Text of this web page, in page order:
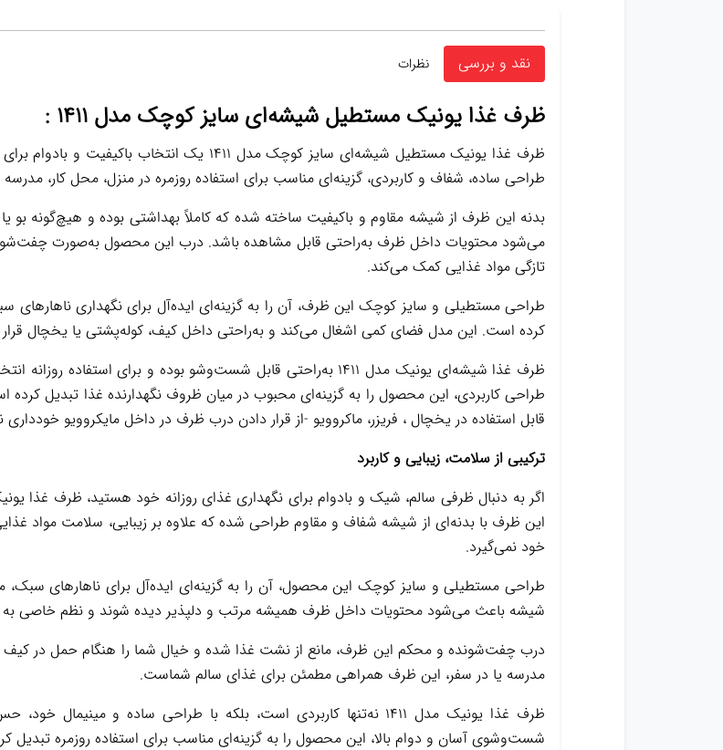
نقد و بررسی نظرات
ظرف غذا یونیک مستطیل شیشه‌ای سایز کوچک مدل ۱۴۱۱ :
ظرف غذا یونیک مستطیل شیشه‌ای سایز کوچک مدل ۱۴۱۱
طراحی ساده، شفاف و کاربردی، گزینه‌ای مناسب برای استفاده روزمره در منزل، محل کار،
بدنه این ظرف از شیشه مقاوم و باکیفیت ساخته شده که کاملاً بهداشتی بوده و هیچ‌گونه
می‌شود محتویات داخل ظرف به‌راحتی قابل مشاهده باشد. درب این محصول به‌صورت
تازگی مواد غذایی کمک می‌کند.
طراحی مستطیلی و سایز کوچک این ظرف، آن را به گزینه‌ای ایده‌آل برای نگهداری ناهارهای
کرده است. این مدل فضای کمی اشغال می‌کند و به‌راحتی داخل کیف، کوله‌پشتی یا یخچال
ظرف غذا شیشه‌ای یونیک مدل ۱۴۱۱ به‌راحتی قابل شست‌وشو بوده و برای
قابل استفاده در یخچال ، فریزر، ماکروویو -از قرار دادن درب ظرف در داخل مایکروویو خودداری
ترکیبی از سلامت، زیبایی و کاربرد
این ظرف با بدنه‌ای از شیشه شفاف و مقاوم طراحی شده که علاوه بر زیبایی، سلامت مواد
خود نمی‌گیرد.
طراحی مستطیلی و سایز کوچک این محصول، آن را به گزینه‌ای ایده‌آل برای ناهارهای سبک،
شیشه باعث می‌شود محتویات داخل ظرف همیشه مرتب و دلپذیر دیده شوند و نظم خاصی
درب چفت‌شونده و محکم این ظرف، مانع از نشت غذا شده و خیال شما را هنگام حمل در کیف
مدرسه یا در سفر، این ظرف همراهی مطمئن برای غذای سالم شماست.
ظرف غذا یونیک مدل ۱۴۱۱ نه‌تنها کاربردی است، بلکه با طراحی ساده و
شست‌وشوی آسان و دوام بالا، این محصول را به گزینه‌ای مناسب برای استفاده روزمره تبدیل